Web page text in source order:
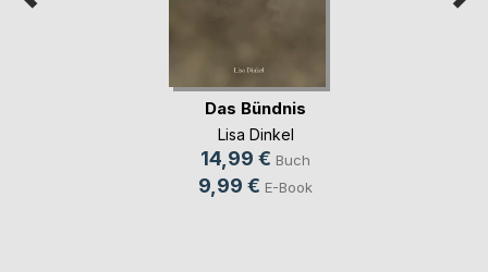
Das Bündnis
Lisa Dinkel
14,99 € Buch
9,99 € E-Book